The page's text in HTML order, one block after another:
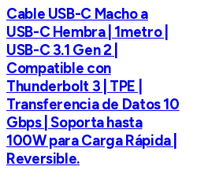
Cable USB-C Macho a
USB-C Hembra | 1metro |
USB-C 3.1 Gen 2 |
Compatible con
Thunderbolt 3 | TPE |
Transferencia de Datos 10
Gbps | Soporta hasta
100W para Carga Rápida |
Reversible.